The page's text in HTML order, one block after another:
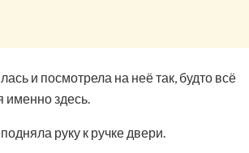
и посмотрела на неё так, будто всё
именно здесь.
руку к ручке двери.